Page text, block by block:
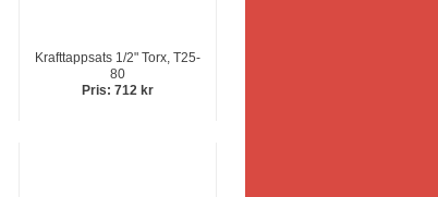
Krafttappsats 1/2" Torx, T25-
80
Pris: 712 kr